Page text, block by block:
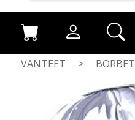
VANTEET > BORBET